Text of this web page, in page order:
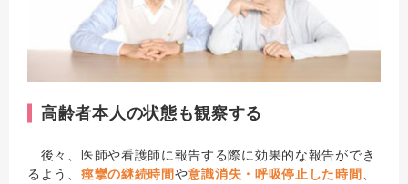
高齢者本人の状態も観察する
後々、医師や看護師に報告する際に効果的な報告ができ
るよう、 痙攣の継続時間や意識消失・呼吸停止した時間